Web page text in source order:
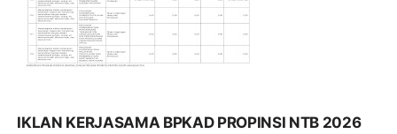
IKLAN KERJASAMA BPKAD PROPINSI NTB 2026